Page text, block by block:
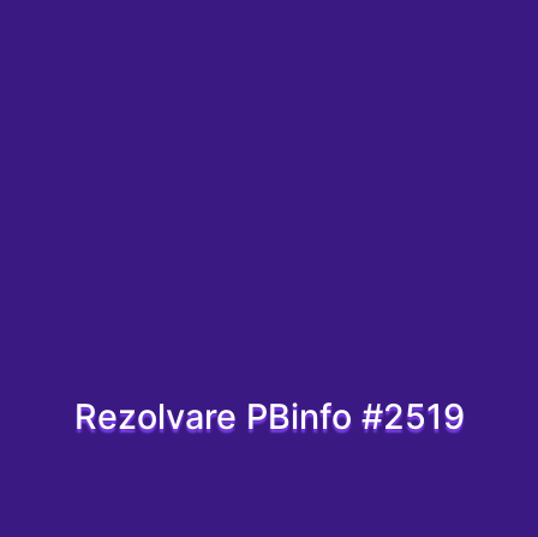
Rezolvare PBinfo #2519